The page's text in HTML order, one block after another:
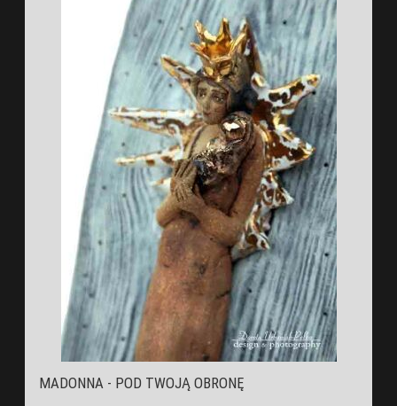
MADONNA - POD TWOJĄ OBRONĘ